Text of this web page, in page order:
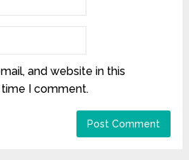
and website in this
I comment.